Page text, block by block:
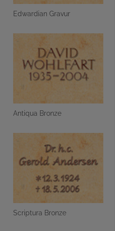
Edwardian Gravur
Antiqua Bronze
Scriptura Bronze